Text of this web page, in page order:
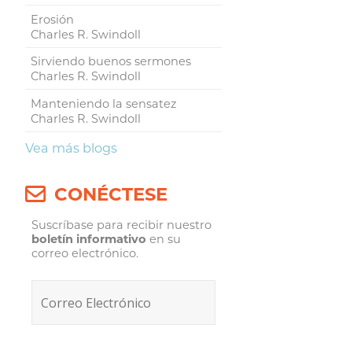
Erosión
Charles R. Swindoll
Sirviendo buenos sermones
Charles R. Swindoll
Manteniendo la sensatez
Charles R. Swindoll
Vea más blogs
CONÉCTESE
Suscríbase para recibir nuestro
boletín informativo en su
correo electrónico.